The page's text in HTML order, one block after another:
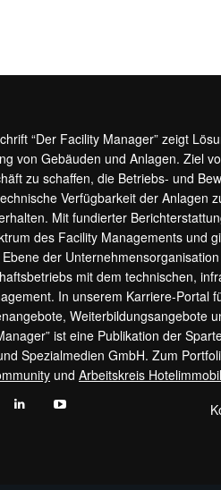
“Der Facility Manager” zeigt
von Gebäuden und Anlagen. Ziel
zu schaffen, die Betriebs- und
Verfügbarkeit der Anlagen
Mit fundierter
des Facility Managements und
der
mit dem technischen,
In unserem Karriere-Portal
Weiterbildungsangebote
Manager” ist eine Publikation der
Spezialmedien GmbH. Zum
und Arbeitskreis